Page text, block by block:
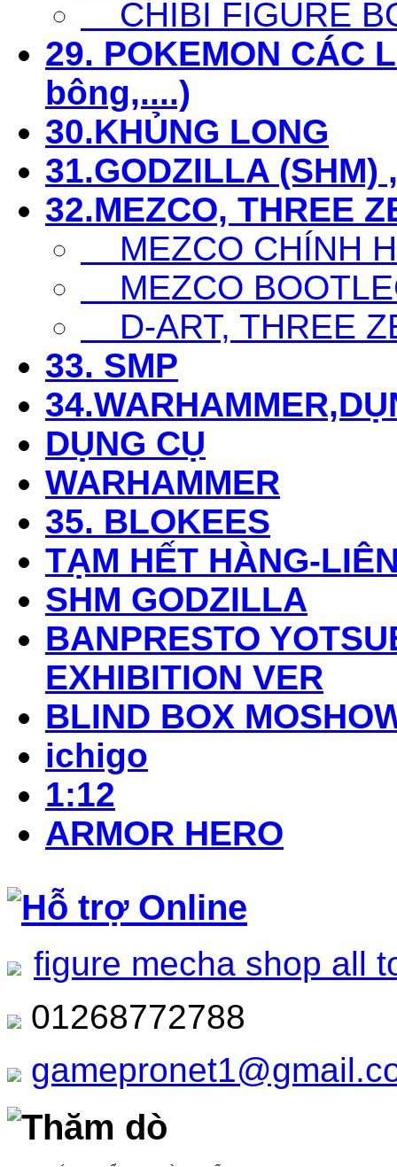
CHIBI FIGURE
29. POKEMON CÁC
bông,....)
30.KHỦNG LONG
31.GODZILLA (SHM)
32.MEZCO, THREE
MEZCO CHÍNH
MEZCO
D-ART, THREE
33. SMP
DỤNG CỤ
WARHAMMER
35. BLOKEES
TẠM HẾT HÀNG-
SHM GODZILLA
BANPRESTO
EXHIBITION VER
BLIND BOX
ichigo
1:12
ARMOR HERO
Hỗ trợ Online
figure mecha shop all
01268772788
Thăm dò